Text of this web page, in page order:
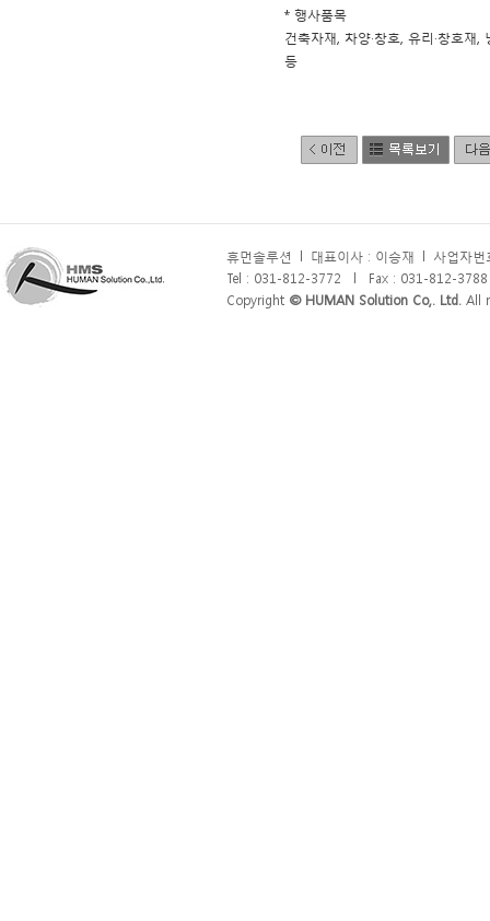
* 행사품목
건축자재, 차양·창호, 유리·창호재
등
휴먼솔루션 대표이사 : 이승재
사업자
Tel : 031-812-3772
Fax : 031-812-3788
Copyright © HUMAN Solution Co,. Ltd. All